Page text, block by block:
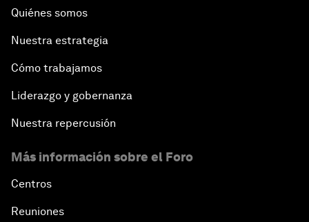
Quiénes somos
Nuestra estrategia
Cómo trabajamos
Liderazgo y gobernanza
Nuestra repercusión
Más información sobre el Foro
Centros
Reuniones